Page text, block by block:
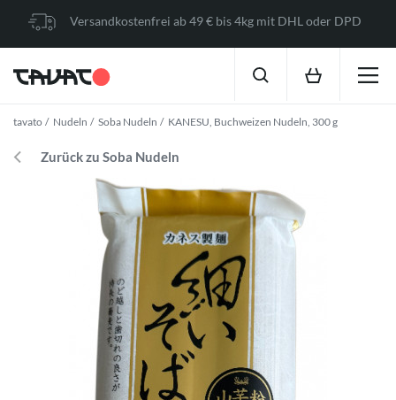
Versandkostenfrei ab 49 € bis 4kg mit DHL oder DPD
tavato Nudeln Soba Nudeln KANESU, Buchweizen Nudeln, 300 g
Zurück zu Soba Nudeln